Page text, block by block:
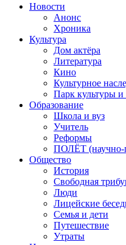
Новости
Анонс
Хроника
Культура
Дом актёра
Литература
Кино
Культурное
Парк культуры и
Образование
Школа и вуз
Учитель
Реформы
ПОЛЁТ (научно-
Общество
История
Свободная
Люди
Лицейские
Семья и дети
Путешествие
Утраты